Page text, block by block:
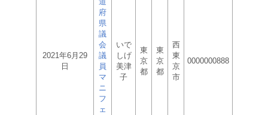
2021年6月29
日
府
県
議
会
議
員
マ
ニ
フ
ェ
いで
しげ
美津
子
東
京
都
東
京
都
西
東
京
市
0000000888